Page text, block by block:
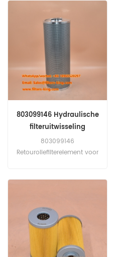
803099146 Hydraulische
filteruitwisseling
803099146
Retouroliefilterelement voor